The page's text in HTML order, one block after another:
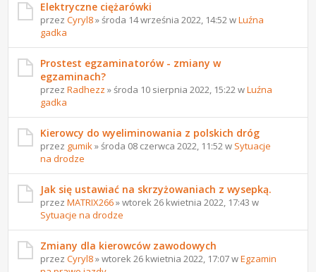
Elektryczne ciężarówki
przezCyryl8» środa 14 września 2022, 14:52 wLuźna
gadka
Prostest egzaminatorów - zmiany w
egzaminach?
przezRadhezz » środa 10 sierpnia 2022, 15:22 wLuźna
gadka
Kierowcy do wyeliminowania z polskich dróg
przez gumik » środa 08 czerwca 2022, 11:52 w Sytuacje
na drodze
Jak się ustawiać na skrzyżowaniach z wysepką.
przezMATRIX266» wtorek 26 kwietnia 2022, 17:43 w
Sytuacje na drodze
Zmiany dla kierowców zawodowych
przezCyryl8» wtorek 26 kwietnia 2022, 17:07 wEgzamin